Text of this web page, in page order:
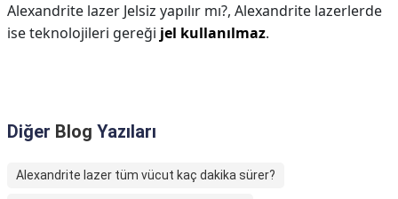
Alexandrite lazer Jelsiz yapılır mı?, Alexandrite lazerlerde
ise teknolojileri gereği jel kullanılmaz.
Diğer Blog Yazıları
Alexandrite lazer tüm vücut kaç dakika sürer?